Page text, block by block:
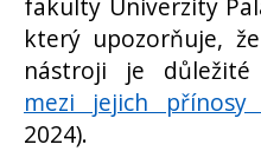
který upozorňuje,
nástroji je důležité
mezi jejich
2024).